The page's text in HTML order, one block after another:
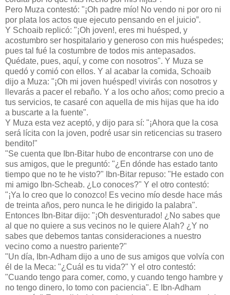
Pero Muza contestó: "¡Oh padre mío! No vendo ni por oro ni
por plata los actos que ejecuto pensando en el juicio”.
Y Schoaib replicó: "¡Oh joven!, eres mi huésped, y
acostumbro ser hospitalario y generoso con mis huéspedes;
pues tal fué la costumbre de todos mis antepasados.
Quédate, pues, aquí, y come con nosotros". Y Muza se
quedó y comió con ellos. Y al acabar la comida, Schoaib
dijo a Muza: "¡Oh mi joven huésped! vivirás con nosotros y
llevarás a pacer el rebaño. Y a los ocho años; como precio a
tus servicios, te casaré con aquella de mis hijas que ha ido
a buscarte a la fuente".
Y Muza esta vez aceptó, y dijo para sí: "¡Ahora que la cosa
será lícita con la joven, podré usar sin reticencias su trasero
bendito!"
"Se cuenta que Ibn-Bitar hubo de encontrarse con uno de
sus amigos, que le preguntó: "¿En dónde has estado tanto
tiempo que no te he visto?" Ibn-Bitar repuso: "He estado con
mi amigo Ibn-Scheab. ¿Lo conoces?" Y el otro contestó:
"¡Ya lo creo que lo conozco! Es vecino mío desde hace más
de treinta años, pero nunca le he dirigido la palabra".
Entonces Ibn-Bitar dijo: "¡Oh desventurado! ¿No sabes que
al que no quiere a sus vecinos no le quiere Alah? ¿Y no
sabes que debemos tantas consideraciones a nuestro
vecino como a nuestro pariente?"
"Un día, Ibn-Adham dijo a uno de sus amigos que volvía con
él de la Meca: "¿Cuál es tu vida?" Y el otro contestó:
"Cuando tengo para comer, como, y cuando tengo hambre y
no tengo dinero, lo tomo con paciencia". E Ibn-Adham